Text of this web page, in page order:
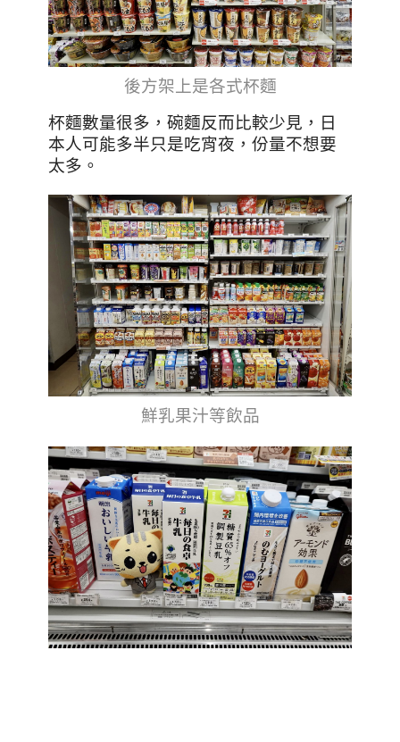
後方架上是各式杯麵
杯麵數量很多，碗麵反而比較少見，日
本人可能多半只是吃宵夜，份量不想要
太多。
鮮乳果汁等飲品